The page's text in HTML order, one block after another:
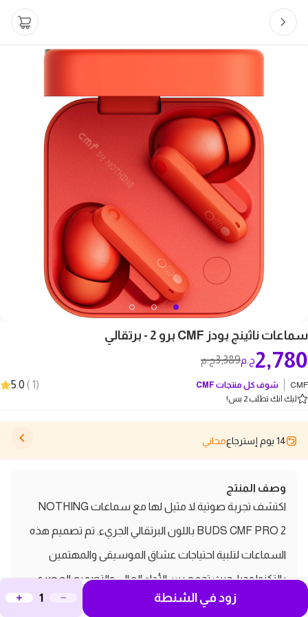
سماعات ناثينج بودز CMF برو 2 - برتقالي
3,389ج.م 2,780ج.م
CMF شوف كل منتجات CMF
(
1
)
5.0
ليك انك تطلب 2 بس!
14 يوم إسترجاع مجاني
وصف المنتج
اكتشف تجربة صوتية لا مثيل لها مع سماعات NOTHING
BUDS CMF PRO 2 باللون البرتقالي الجريء. تم تصميم هذه
السماعات لتلبية احتياجات عشاق الموسيقى والمهتمين
بالتكنولوجيا، حيث تجمع بين الأداء العالي والتصميم العصري.
تتميز سماعات NOTHING BUDS CMF PRO 2 بجودة صوت زود في الشنطة